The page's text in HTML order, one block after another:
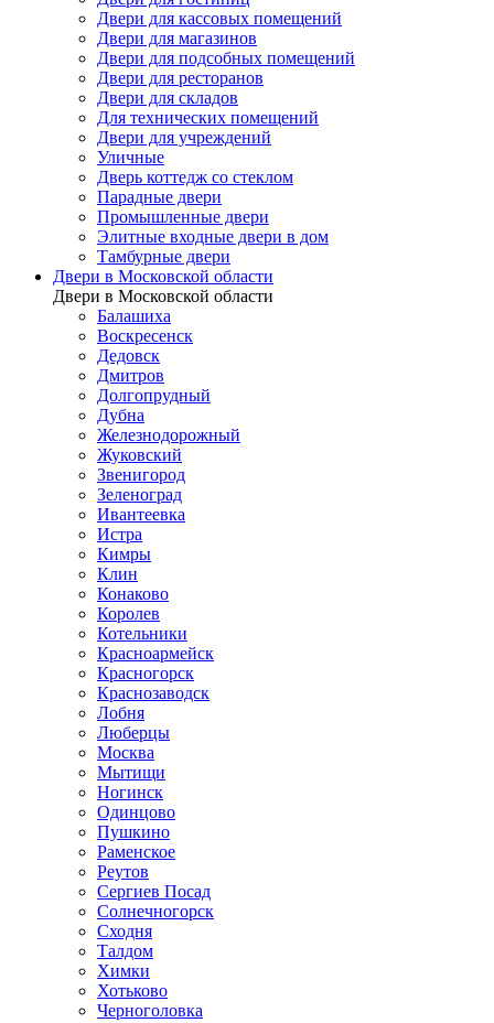
Двери для кассовых помещений
Двери для магазинов
Двери для подсобных помещений
Двери для ресторанов
Двери для складов
Для технических помещений
Двери для учреждений
Уличные
Дверь коттедж со стеклом
Парадные двери
Промышленные двери
Элитные входные двери в дом
Тамбурные двери
Двери в Московской области
Двери в Московской области
Балашиха
Воскресенск
Дедовск
Дмитров
Долгопрудный
Дубна
Железнодорожный
Жуковский
Звенигород
Зеленоград
Ивантеевка
Истра
Кимры
Клин
Конаково
Королев
Котельники
Красноармейск
Красногорск
Краснозаводск
Лобня
Люберцы
Москва
Мытищи
Ногинск
Одинцово
Пушкино
Раменское
Реутов
Сергиев Посад
Солнечногорск
Сходня
Талдом
Химки
Хотьково
Черноголовка